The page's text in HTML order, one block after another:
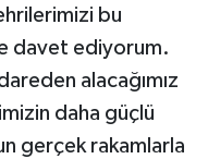
bu
davet ediyorum.
alacağımız
daha güçlü
gerçek rakamlarla